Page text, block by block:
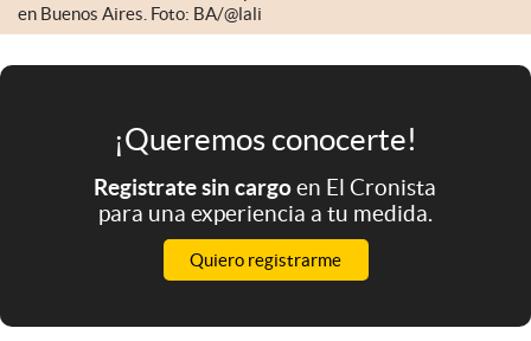
en Buenos Aires. Foto: BA/@lali
¡Queremos conocerte!
Registrate sin cargoen El Cronista
para una experiencia a tu medida.
Quiero registrarme